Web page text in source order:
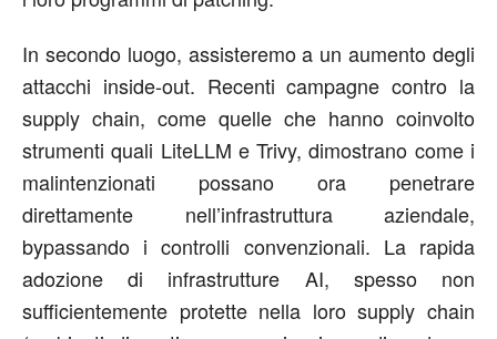
In secondo luogo, assisteremo a unaumento degli
attacchi inside-out. Recenti campagne contro la
supply chain, come quelle che hanno coinvolto
strumenti quali LiteLLM eTrivy, dimostrano come i
malintenzionati possano ora penetrare
direttamente nell’infrastruttura aziendale,
bypassando i controlli convenzionali. La rapida
adozione di infrastrutture AI, spesso non
sufficientemente protette nella loro supply chain